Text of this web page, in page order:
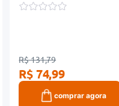
R$ 131,79
R$ 74,99
comprar agora